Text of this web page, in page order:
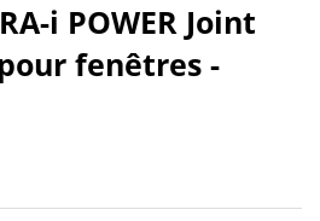
i POWER Joint
fenêtres -